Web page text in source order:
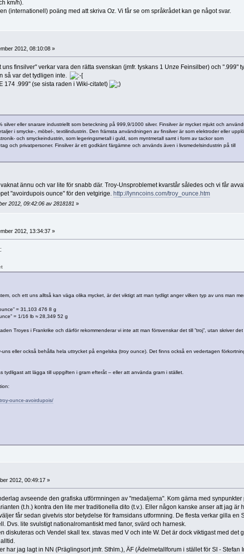
km/h).
(internationell) poäng med att skriva Oz. Vi får se om språkrådet kan ge något svar.
2012, 08:10:08 »
finsilver" verkar vara den rätta svenskan (jmfr. tyskans 1 Unze Feinsilber) och ".999"
så var det tydligen inte.
174 .999" (se sista raden i Wiki-citatet)
silver eller snarare industriellt som beteckning på 999,9/1000 silver. Finsilver är mycket mjukt och
i smycke-, möbel-, textilindustrin. Den främsta användningen av finsilver är som elektroder eller
och smyckeindustrin, som legeringsmetall i guld, som myntmetall samt i form av tackor som
och privatpersoner. Finsilver är ett godkänt färgämne och används även i livsmedelsindustrin på till
ännu och var lite för snabb där. Troy-Unsproblemet kvarstår således och vi får
"avoirdupois ounce" för den vetgirige. http://lynncoins.com/troy_ounce.htm
2012, 09:42:06 av 2818181 »
2012, 13:34:37 »
och ett uns alltså kan väga olika mycket, är det viktigt att man tydligt anger vilken typ av uns man
= 31,103 476 8 g
= 1/16 lb ≈ 28,349 52 g
Troyes i Frankrike och därför rekommenderar vi inte att man försvenskar det till ”troj”, utan skriver det
uns eller också behålla hela uttrycket på engelska (troy ounce). Det finns också en vedertagen
tydligast att lägga till uppgiften i gram efteråt – eller att använda gram i stället.
ounce-avoirdupois/
2012, 00:49:17 »
avseende den grafiska utförmningen av "medaljerna". Kom gärna med synpunkter
(t.h.) kontra den lite mer traditionella dito (t.v.). Eller någon kanske anser att jag är
får sedan givetvis stor betydelse för framsidans utformning. De flesta verkar gilla en
Dvs. lite svulstigt nationalromantiskt med fanor, svärd och harnesk.
diskuteras och Vendel skall tex. stavas med V och inte W. Det är dock viktigast med det
har jag lagt in NN (Präglingsort jmfr. Sthlm.), ÄF (Ädelmetallforum i stället för SI - Stefan